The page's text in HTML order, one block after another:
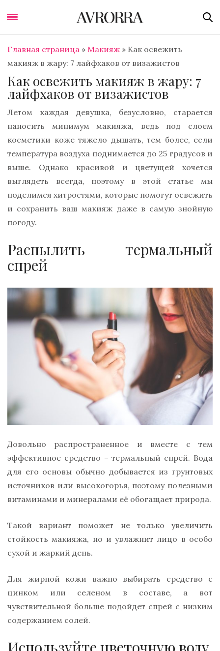
Главная страница » Макияж » Как освежить
макияж в жару: 7 лайфхаков от визажистов
Как освежить макияж в жару: 7
лайфхаков от визажистов
Летом каждая девушка, безусловно, старается
наносить минимум макияжа, ведь под слоем
косметики коже тяжело дышать, тем более, если
температура воздуха поднимается до 25 градусов и
выше. Однако красивой и цветущей хочется
выглядеть всегда, поэтому в этой статье мы
поделимся хитростями, которые помогут освежить
и сохранить ваш макияж даже в самую знойную
погоду.
Распылить термальный
спрей
Довольно распространенное и вместе с тем
эффективное средство – термальный спрей. Вода
для его основы обычно добывается из грунтовых
источников или высокогорья, поэтому полезными
витаминами и минералами её обогащает природа.
Такой вариант поможет не только увеличить
стойкость макияжа, но и увлажнит лицо в особо
сухой и жаркий день.
Для жирной кожи важно выбирать средство с
цинком или селеном в составе, а вот
чувствительной больше подойдет спрей с низким
содержанием солей.